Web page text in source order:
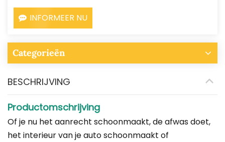
INFORMEER NU
Categorieën
BESCHRIJVING
Productomschrijving
Of je nu het aanrecht schoonmaakt, de afwas doet,
het interieur van je auto schoonmaakt of